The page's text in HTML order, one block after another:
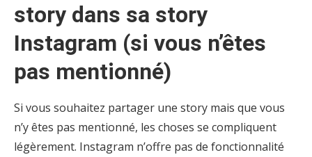
story dans sa story
Instagram (si vous n’êtes
pas mentionné)
Si vous souhaitez partager une story mais que vous
n’y êtes pas mentionné, les choses se compliquent
légèrement. Instagram n’offre pas de fonctionnalité